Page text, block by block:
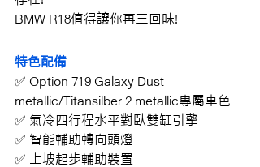
BMW R18值得讓你再三回味!
特色配備
✅ Option 719 Galaxy Dust
metallic/Titansilber 2 metallic專屬車色
✅ 氣冷四行程水平對臥雙缸引擎
✅ 智能輔助轉向頭燈
✅ 上坡起步輔助裝置